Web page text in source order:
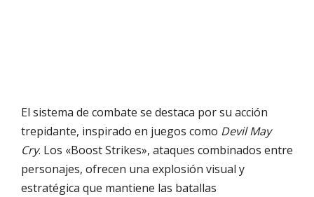
El sistema de combate se destaca por su acción
trepidante, inspirado en juegos como Devil May
Cry. Los «Boost Strikes», ataques combinados entre
personajes, ofrecen una explosión visual y
estratégica que mantiene las batallas